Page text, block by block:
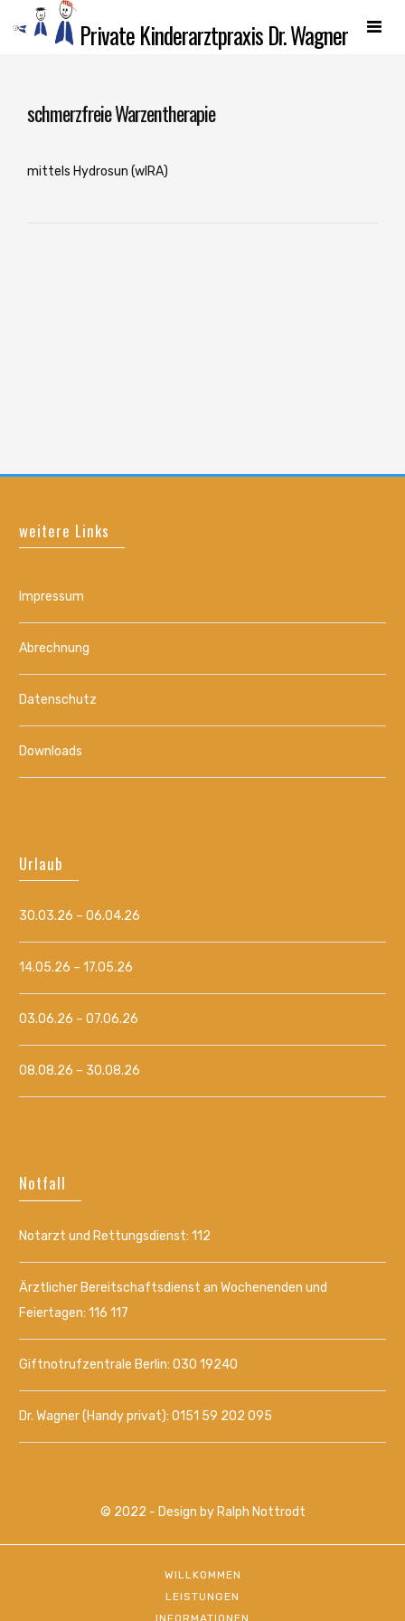
Private Kinderarztpraxis Dr. Wagner
schmerzfreie Warzentherapie
mittels Hydrosun (wIRA)
weitere Links
Impressum
Abrechnung
Datenschutz
Downloads
Urlaub
30.03.26 – 06.04.26
14.05.26 – 17.05.26
03.06.26 – 07.06.26
08.08.26 – 30.08.26
Notfall
Notarzt und Rettungsdienst: 112
Ärztlicher Bereitschaftsdienst an Wochenenden und
Feiertagen: 116 117
Giftnotrufzentrale Berlin: 030 19240
Dr. Wagner (Handy privat): 0151 59 202 095
© 2022 - Design by Ralph Nottrodt
WILLKOMMEN
LEISTUNGEN
INFORMATIONEN